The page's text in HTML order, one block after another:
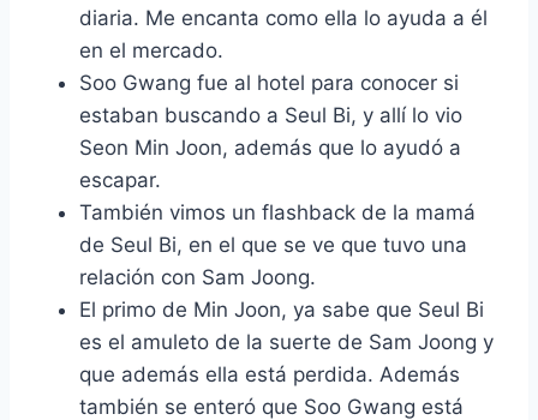
diaria. Me encanta como ella lo ayuda a él
en el mercado.
Soo Gwang fue al hotel para conocer si
estaban buscando a Seul Bi, y allí lo vio
Seon Min Joon, además que lo ayudó a
escapar.
También vimos un flashback de la mamá
de Seul Bi, en el que se ve que tuvo una
relación con Sam Joong.
El primo de Min Joon, ya sabe que Seul Bi
es el amuleto de la suerte de Sam Joong y
que además ella está perdida. Además
también se enteró que Soo Gwang está